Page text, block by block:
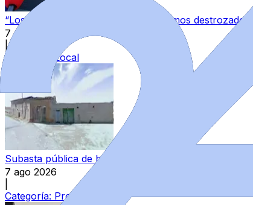
“Los guardias civiles de Zamora estamos
7 ago 2026
|
Categoría:
Local
Subasta pública de bienes del Estado en Zamora:
7 ago 2026
Categoría: Provincia